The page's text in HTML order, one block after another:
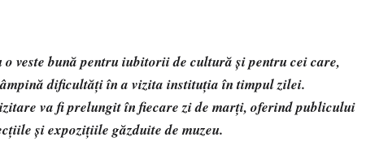
veste bună pentru iubitorii de cultură și pentru cei care,
dificultăți în a vizita instituția în timpul zilei.
va fi prelungit în fiecare zi de marți, oferind publicului
și expozițiile găzduite de muzeu.